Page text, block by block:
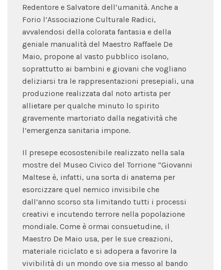
Redentore e Salvatore dell’umanità. Anche a
Forio l’Associazione Culturale Radici,
avvalendosi della colorata fantasia e della
geniale manualità del Maestro Raffaele De
Maio, propone al vasto pubblico isolano,
soprattutto ai bambini e giovani che vogliano
deliziarsi tra le rappresentazioni presepiali, una
produzione realizzata dal noto artista per
allietare per qualche minuto lo spirito
gravemente martoriato dalla negatività che
l’emergenza sanitaria impone.
Il presepe ecosostenibile realizzato nella sala
mostre del Museo Civico del Torrione “Giovanni
Maltese è, infatti, una sorta di anatema per
esorcizzare quel nemico invisibile che
dall’anno scorso sta limitando tutti i processi
creativi e incutendo terrore nella popolazione
mondiale. Come è ormai consuetudine, il
Maestro De Maio usa, per le sue creazioni,
materiale riciclato e si adopera a favorire la
vivibilità di un mondo ove sia messo al bando